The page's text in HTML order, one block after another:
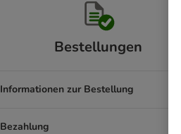
Bestellungen
Informationen zur Bestellung
Bezahlung